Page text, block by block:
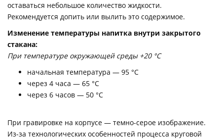
оставаться небольшое количество жидкости.
Рекомендуется допить или вылить это содержимое.
Изменение температуры напитка внутри закрытого
стакана:
При температуре окружающей среды +20 °С
начальная температура — 95 °С
через 4 часа — 65 °С
через 6 часов — 50 °С
При гравировке на корпусе — темно-серое изображение.
Из-за технологических особенностей процесса круговой